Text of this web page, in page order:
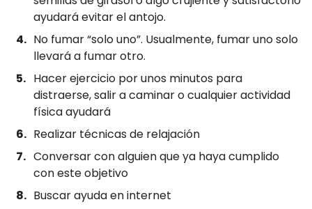
ayudará evitar el antojo.
No fumar “solo uno”. Usualmente, fumar uno solo
llevará a fumar otro.
Hacer ejercicio por unos minutos para
distraerse, salir a caminar o cualquier actividad
física ayudará
Realizar técnicas de relajación
Conversar con alguien que ya haya cumplido
con este objetivo
Buscar ayuda en internet